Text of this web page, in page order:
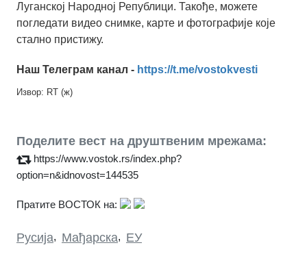
Луганској Народној Републици. Такође, можете
погледати видео снимке, карте и фотографије које
стално пристижу.
Наш Телеграм канал - https://t.me/vostokvesti
Извор: RT (ж)
Поделите вест на друштвеним мрежама:
https://www.vostok.rs/index.php?
option=n&idnovost=144535
Пратите ВОСТОК на:
Русија, Мађарска, ЕУ